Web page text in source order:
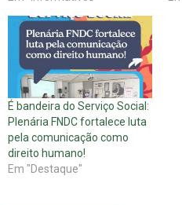
marca presença em
Workshop e Seminário
Internacional sobre os
fundamentos do Serviço
Social no Mundo Nos dias 8 e
9 de março, a conselheira
presidente do…
É bandeira do Serviço Social:
Plenária FNDC fortalece luta
pela comunicação como
direito humano!
Em "Destaque"